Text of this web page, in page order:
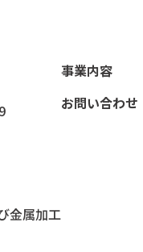
金属加工
事業内容
お問い合わせ